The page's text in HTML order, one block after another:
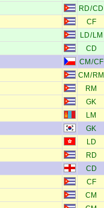
RD/CD
CF
LD/LM
CD
CM /CF
CM / RM
RM
GK
LM
GK
LD
RD
CD
CF
CM